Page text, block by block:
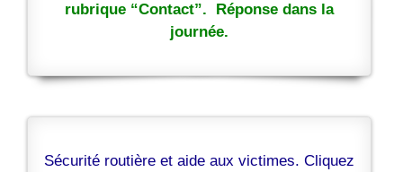
rubrique “Contact”. Réponse dans la
journée.
Sécurité routière et aide aux victimes. Cliquez